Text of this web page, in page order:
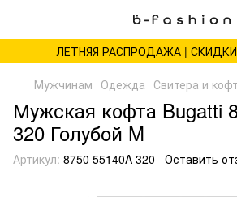
ЛЕТНЯЯ РАСПРОДАЖА |
Мужчинам Одежда Свитера и
Мужская кофта Bugatti
320 Голубой M
Артикул: 8750 55140A 320 Оставить